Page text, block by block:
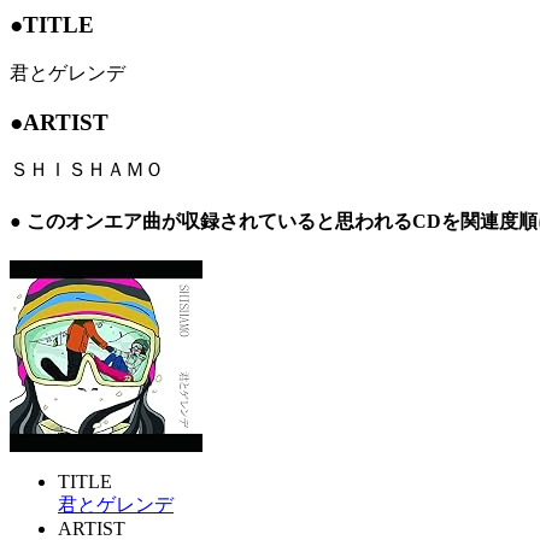
●TITLE
君とゲレンデ
●ARTIST
ＳＨＩＳＨＡＭＯ
● このオンエア曲が収録されていると思われるCDを関連度
TITLE
君とゲレンデ
ARTIST